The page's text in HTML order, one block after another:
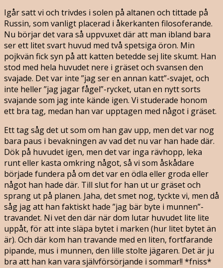
Igår satt vi och trivdes i solen på altanen och tittade på
Russin, som vanligt placerad i åkerkanten filosoferande.
Nu börjar det vara så uppvuxet där att man ibland bara
ser ett litet svart huvud med två spetsiga öron. Min
pojkvän fick syn på att katten betedde sej lite skumt. Han
stod med hela huvudet nere i gräset och svansen den
svajade. Det var inte ”jag ser en annan katt”-svajet, och
inte heller ”jag jagar fågel”-rycket, utan en nytt sorts
svajande som jag inte kände igen. Vi studerade honom
ett bra tag, medan han var upptagen med något i gräset.
Ett tag såg det ut som om han gav upp, men det var nog
bara paus i bevakningen av vad det nu var han hade där.
Dök på huvudet igen, men det var inga rävhopp, leka
runt eller kasta omkring något, så vi som åskådare
började fundera på om det var en ödla eller groda eller
något han hade där. Till slut for han ut ur gräset och
sprang ut på planen. Jaha, det smet nog, tyckte vi, men då
såg jag att han faktiskt hade ”jag bär byte i munnen”-
travandet. Ni vet den där när dom lutar huvudet lite lite
uppåt, för att inte släpa bytet i marken (hur litet bytet än
är). Och där kom han travande med en liten, fortfarande
pipande, mus i munnen, den lille stolte jägaren. Det är ju
bra att han kan vara självförsörjande i sommar!! *fniss*